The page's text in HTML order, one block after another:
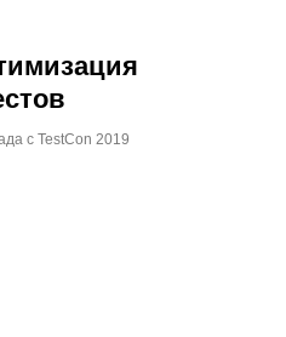
с TestCon 2019